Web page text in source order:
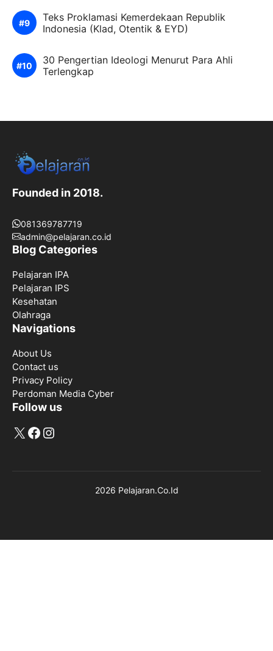
Teks Proklamasi Kemerdekaan Republik
Indonesia (Klad, Otentik & EYD)
30 Pengertian Ideologi Menurut Para Ahli
Terlengkap
Founded in 2018.
081369787719
admin@pelajaran.co.id
Blog Categories
Pelajaran IPA
Pelajaran IPS
Kesehatan
Olahraga
Navigations
About Us
Contact us
Privacy Policy
Perdoman Media Cyber
Follow us
X Facebook
Instagram
2026 Pelajaran.Co.Id